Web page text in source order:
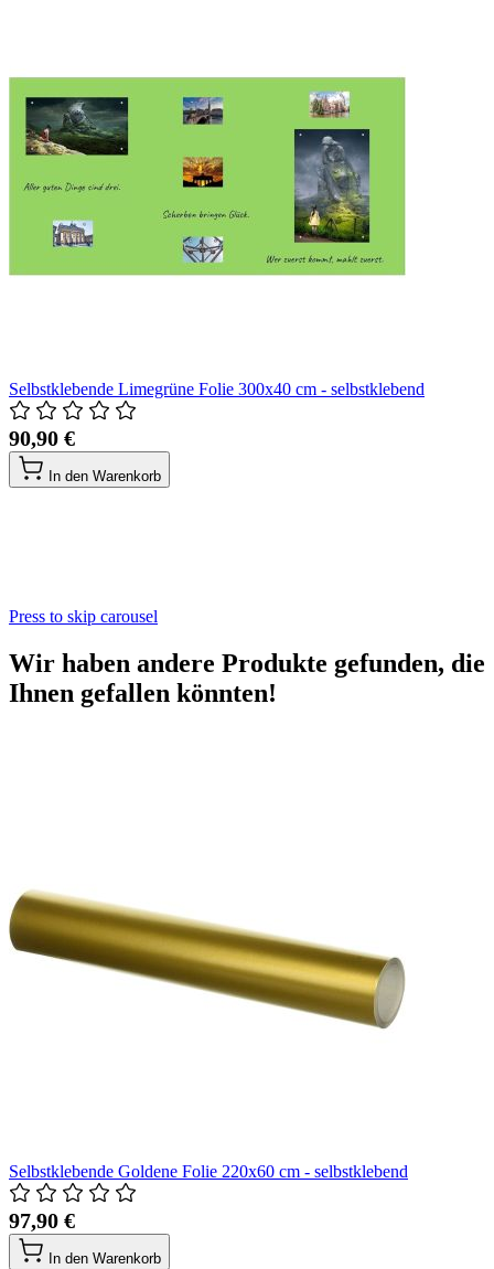
Selbstklebende Limegrüne Folie 300x40 cm - selbstklebend
90,90 €
In den Warenkorb
Press to skip carousel
Wir haben andere Produkte gefunden, die
Ihnen gefallen könnten!
Selbstklebende Goldene Folie 220x60 cm - selbstklebend
97,90 €
In den Warenkorb